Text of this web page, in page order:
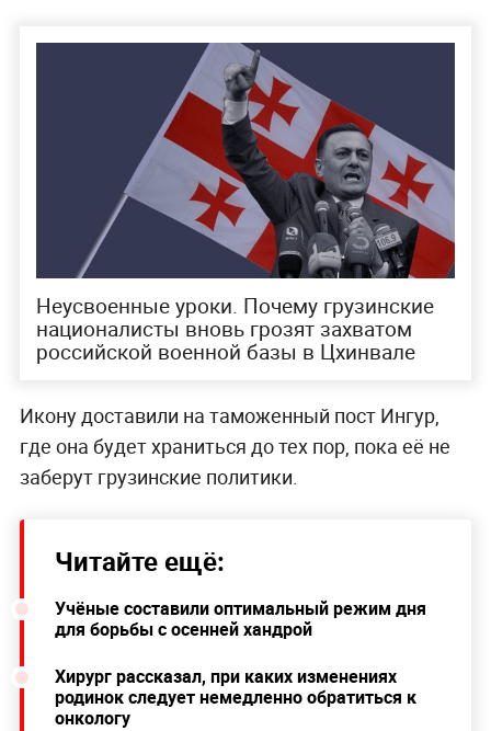
Неусвоенные уроки. Почему грузинские
националисты вновь грозят захватом
российской военной базы в Цхинвале
Икону доставили на таможенный пост Ингур,
где она будет храниться до тех пор, пока её не
заберут грузинские политики.
Читайте ещё:
Учёные составили оптимальный режим дня
для борьбы с осенней хандрой
Хирург рассказал, при каких изменениях
родинок следует немедленно обратиться к
онкологу